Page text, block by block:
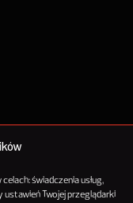
świadczenia usług,
Twojej przeglądarki